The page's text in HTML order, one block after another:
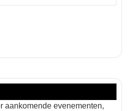
aankomende evenementen,